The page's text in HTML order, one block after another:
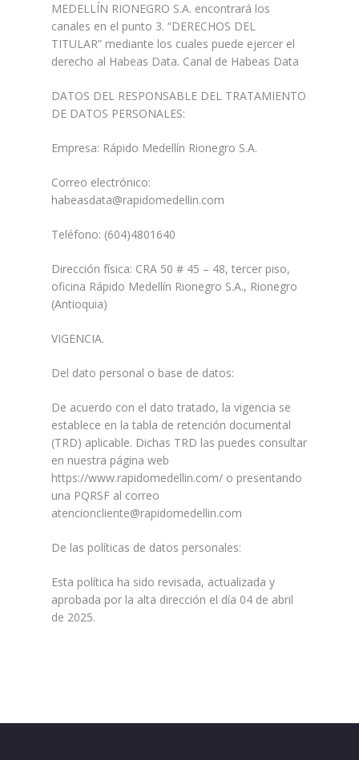
MEDELLÍN RIONEGRO S.A. encontrará los
canales en el punto 3. “DERECHOS DEL
TITULAR” mediante los cuales puede ejercer el
derecho al Habeas Data. Canal de Habeas Data
DATOS DEL RESPONSABLE DEL TRATAMIENTO
DE DATOS PERSONALES:
Empresa: Rápido Medellín Rionegro S.A.
Correo electrónico:
habeasdata@rapidomedellin.com
Teléfono: (604)4801640
Dirección física: CRA 50 # 45 – 48, tercer piso,
oficina Rápido Medellín Rionegro S.A., Rionegro
(Antioquia)
VIGENCIA.
Del dato personal o base de datos:
De acuerdo con el dato tratado, la vigencia se
establece en la tabla de retención documental
(TRD) aplicable. Dichas TRD las puedes consultar
en nuestra página web
https://www.rapidomedellin.com/ o presentando
una PQRSF al correo
atencioncliente@rapidomedellin.com
De las políticas de datos personales:
Esta política ha sido revisada, actualizada y
aprobada por la alta dirección el día 04 de abril
de 2025.